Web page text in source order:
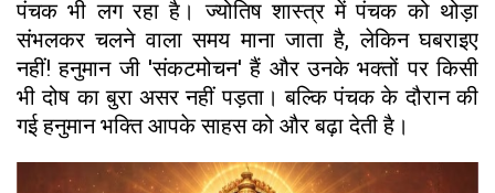
पंचक भी लग रहा है। ज्योतिष शास्त्र में पंचक को थोड़ा
संभलकर चलने वाला समय माना जाता है, लेकिन घबराइए
नहीं! हनुमान जी 'संकटमोचन' हैं और उनके भक्तों पर किसी
भी दोष का बुरा असर नहीं पड़ता। बल्कि पंचक के दौरान की
गई हनुमान भक्ति आपके साहस को और बढ़ा देती है।